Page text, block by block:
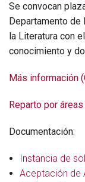
Se convocan
Departamento de
la Literatura con
conocimiento y
Más información
Reparto por
Documentación:
Instancia de
Aceptación de